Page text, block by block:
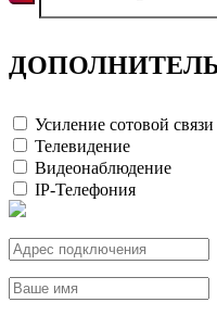
Усиление сотовой связи
Телевидение
Видеонаблюдение
IP-Телефония